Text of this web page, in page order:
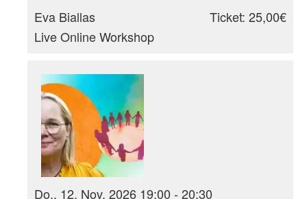
Eva Biallas
Live Online Workshop
Ticket: 25,00€
Do., 12. Nov. 2026 19:00 - 20:30